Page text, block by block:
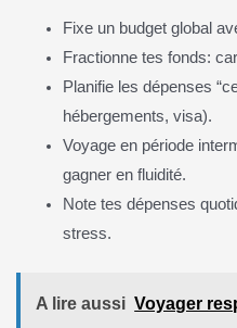
Fixe un budget global
Fractionne tes fonds:
Planifie les dépenses
hébergements, visa).
Voyage en période
gagner en fluidité.
Note tes dépenses
stress.
A lire aussi Voyager